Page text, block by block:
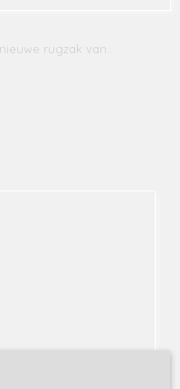
rugzak van…